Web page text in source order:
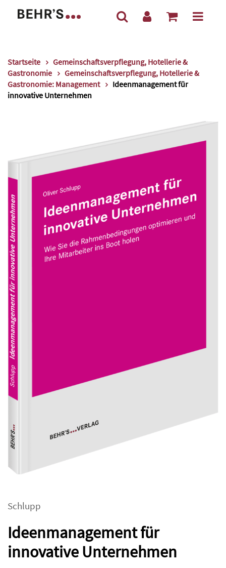
Startseite
Gemeinschaftsverpflegung, Hotellerie &
Gastronomie
Gemeinschaftsverpflegung, Hotellerie &
Gastronomie: Management
Ideenmanagement für
innovative Unternehmen
Schlupp
Ideenmanagement für
innovative Unternehmen